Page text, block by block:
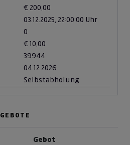
€ 200,00
03.12.2025, 22:00:00 Uhr
0
€ 10,00
39944
04.12.2026
Selbstabholung
GEBOTE
Gebot